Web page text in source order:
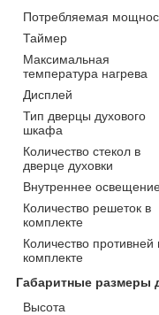
Потребляемая
Таймер
Максимальная
температура нагрева
Дисплей
Тип дверцы духового
шкафа
Количество стекол в
дверце духовки
Внутреннее
Количество решеток в
комплекте
Количество противней
комплекте
Габаритные размеры
Высота